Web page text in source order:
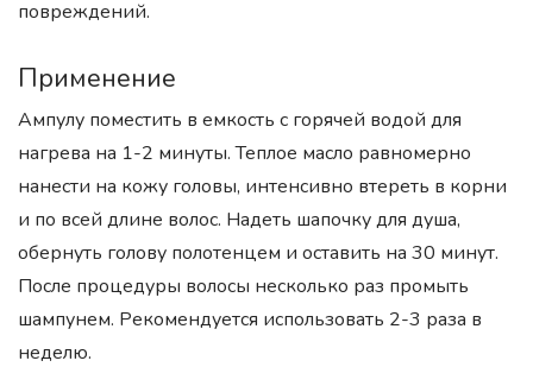
повреждений.
Применение
Ампулу поместить в емкость с горячей водой для
нагрева на 1-2 минуты. Теплое масло равномерно
нанести на кожу головы, интенсивно втереть в корни
и по всей длине волос. Надеть шапочку для душа,
обернуть голову полотенцем и оставить на 30 минут.
После процедуры волосы несколько раз промыть
шампунем. Рекомендуется использовать 2-3 раза в
неделю.